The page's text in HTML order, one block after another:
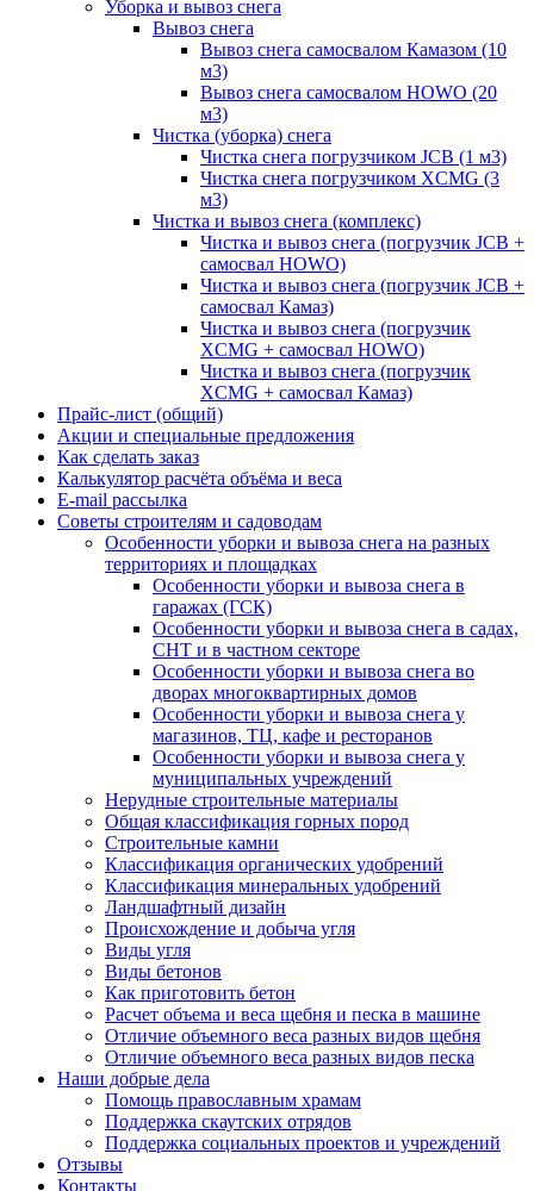
Уборка и вывоз снега
Вывоз снега
Вывоз снега самосвалом Камазом (10
м3)
Вывоз снега самосвалом HOWO (20
м3)
Чистка (уборка) снега
Чистка снега погрузчиком JCB (1 м3)
Чистка снега погрузчиком XCMG (3
м3)
Чистка и вывоз снега (комплекс)
Чистка и вывоз снега (погрузчик JCB +
самосвал HOWO)
Чистка и вывоз снега (погрузчик JCB +
самосвал Камаз)
Чистка и вывоз снега (погрузчик
XCMG + самосвал HOWO)
Чистка и вывоз снега (погрузчик
XCMG + самосвал Камаз)
Прайс-лист (общий)
Акции и специальные предложения
Как сделать заказ
Калькулятор расчёта объёма и веса
E-mail рассылка
Советы строителям и садоводам
Особенности уборки и вывоза снега на разных
территориях и площадках
Особенности уборки и вывоза снега в
гаражах (ГСК)
Особенности уборки и вывоза снега в садах,
СНТ и в частном секторе
Особенности уборки и вывоза снега во
дворах многоквартирных домов
Особенности уборки и вывоза снега у
магазинов, ТЦ, кафе и ресторанов
Особенности уборки и вывоза снега у
муниципальных учреждений
Нерудные строительные материалы
Общая классификация горных пород
Строительные камни
Классификация органических удобрений
Классификация минеральных удобрений
Ландшафтный дизайн
Происхождение и добыча угля
Виды угля
Виды бетонов
Как приготовить бетон
Расчет объема и веса щебня и песка в машине
Отличие объемного веса разных видов щебня
Отличие объемного веса разных видов песка
Наши добрые дела
Помощь православным храмам
Поддержка скаутских отрядов
Поддержка социальных проектов и учреждений
Отзывы
Контакты